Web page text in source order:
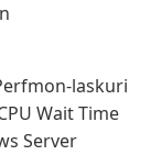
laskuri
Wait Time
Server